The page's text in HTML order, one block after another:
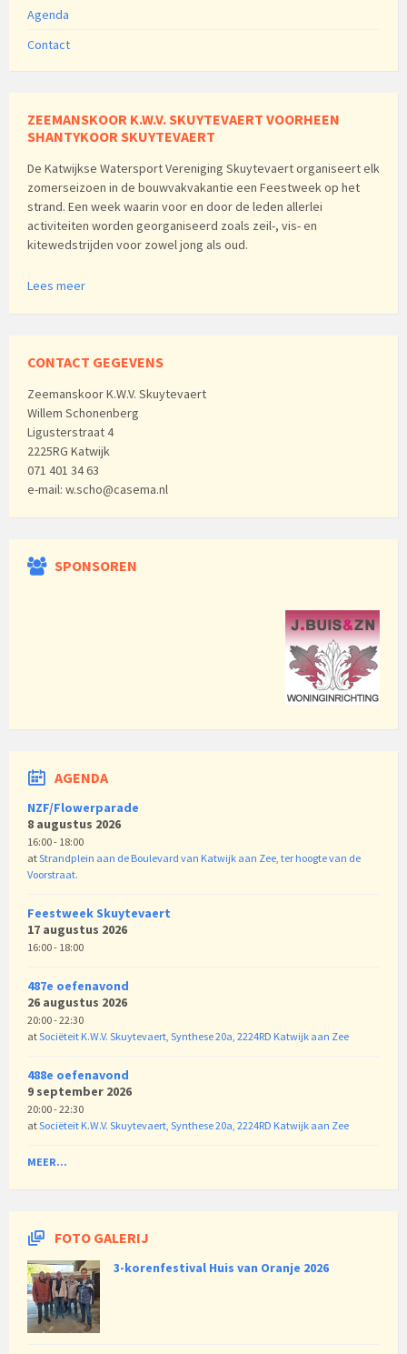
Agenda
Contact
ZEEMANSKOOR K.W.V. SKUYTEVAERT VOORHEEN
SHANTYKOOR SKUYTEVAERT
De Katwijkse Watersport Vereniging Skuytevaert organiseert elk
zomerseizoen in de bouwvakvakantie een Feestweek op het
strand. Een week waarin voor en door de leden allerlei
activiteiten worden georganiseerd zoals zeil-, vis- en
kitewedstrijden voor zowel jong als oud.
Lees meer
CONTACT GEGEVENS
Zeemanskoor K.W.V. Skuytevaert
Willem Schonenberg
Ligusterstraat 4
2225RG Katwijk
071 401 34 63
e-mail: w.scho@casema.nl
SPONSOREN
AGENDA
NZF/Flowerparade
8 augustus 2026
16:00 - 18:00
atStrandplein aan de Boulevard van Katwijk aan Zee, ter hoogte van de
Voorstraat.
Feestweek Skuytevaert
17 augustus 2026
16:00 - 18:00
487e oefenavond
26 augustus 2026
20:00 - 22:30
atSociëteit K.W.V. Skuytevaert, Synthese 20a, 2224RD Katwijk aan Zee
488e oefenavond
9 september 2026
20:00 - 22:30
atSociëteit K.W.V. Skuytevaert, Synthese 20a, 2224RD Katwijk aan Zee
MEER...
FOTO GALERIJ
3-korenfestival Huis van Oranje 2026